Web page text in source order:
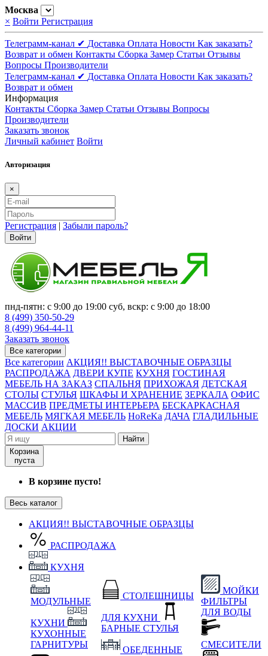
Москва
× Войти Регистрация
Телеграмм-канал ✔ Доставка Оплата Новости Как заказать?
Возврат и обмен Контакты Сборка Замер Статьи Отзывы
Вопросы Производители
Телеграмм-канал ✔ Доставка Оплата Новости Как заказать?
Возврат и обмен
Информация
Контакты Сборка Замер Статьи Отзывы Вопросы
Производители
Заказать звонок
Личный кабинет Войти
Авторизация
×
Регистрация | Забыли пароль?
Войти
пнд-пятн: с 9:00 до 19:00 суб, вскр: с 9:00 до 18:00
8 (499) 350-50-29
8 (499) 964-44-11
Заказать звонок
Все категории
Все категории АКЦИЯ!! ВЫСТАВОЧНЫЕ ОБРАЗЦЫ
РАСПРОДАЖА ДВЕРИ КУПЕ КУХНЯ ГОСТИНАЯ
МЕБЕЛЬ НА ЗАКАЗ СПАЛЬНЯ ПРИХОЖАЯ ДЕТСКАЯ
СТОЛЫ СТУЛЬЯ ШКАФЫ И ХРАНЕНИЕ ЗЕРКАЛА ОФИС
МАССИВ ПРЕДМЕТЫ ИНТЕРЬЕРА БЕСКАРКАСНАЯ
МЕБЕЛЬ МЯГКАЯ МЕБЕЛЬ HoReKa ДАЧА ГЛАДИЛЬНЫЕ
ДОСКИ АКЦИИ
Найти
Корзина
пуста
В корзине пусто!
Весь каталог
АКЦИЯ!! ВЫСТАВОЧНЫЕ ОБРАЗЦЫ
РАСПРОДАЖА
КУХНЯ
МОДУЛЬНЫЕ
КУХНИ
КУХОННЫЕ
ГАРНИТУРЫ
СТОЛЕШНИЦЫ
ДЛЯ КУХНИ
БАРНЫЕ СТУЛЬЯ
ОБЕДЕННЫЕ
МОЙКИ
ФИЛЬТРЫ
ДЛЯ ВОДЫ
СМЕСИТЕЛИ